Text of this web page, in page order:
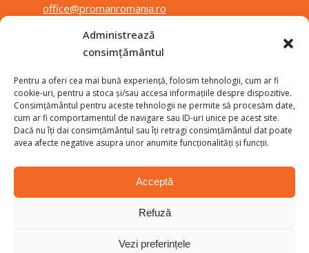
Administrează
consimțământul
Pentru a oferi cea mai bună experiență, folosim tehnologii, cum ar fi
cookie-uri, pentru a stoca și/sau accesa informațiile despre dispozitive.
Consimțământul pentru aceste tehnologii ne permite să procesăm date,
cum ar fi comportamentul de navigare sau ID-uri unice pe acest site.
Dacă nu îți dai consimțământul sau îți retragi consimțământul dat poate
avea afecte negative asupra unor anumite funcționalități și funcții.
Acceptă
Refuză
Vezi preferințele
office@promanromania.ro
Strada Conductorilor 4, Cluj-Napoca, 400394
Informații Contact
Telefon
0741 464 084
0756 061 516